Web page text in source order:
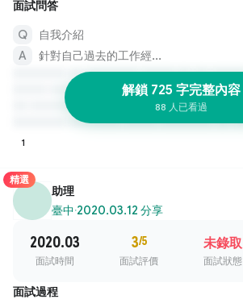
面試問答
自我介紹
針對自己過去的工作經...
解鎖 725 字完整內容
88 人已看過
1
精選
助理
臺中·2020.03.12 分享
2020.03
面試時間
3/5
面試評價
未錄取
面試狀態
面試過程